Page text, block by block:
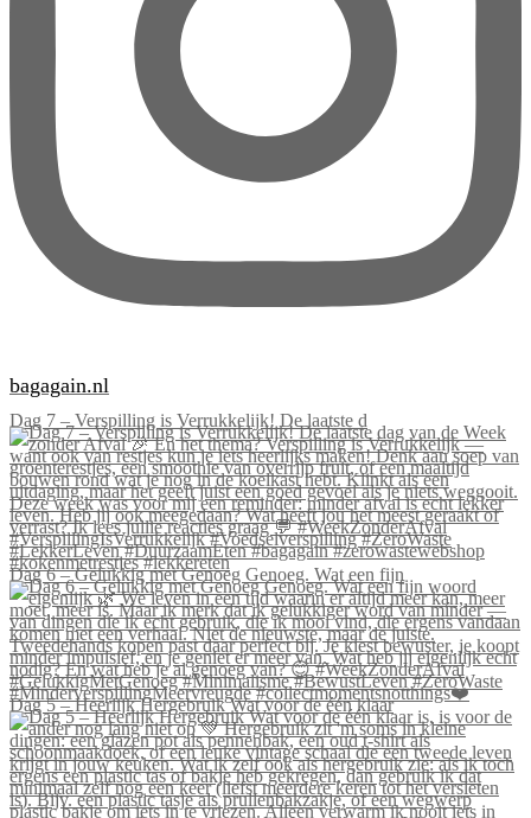
bagagain.nl
Dag 7 – Verspilling is Verrukkelijk! De laatste d
Dag 6 – Gelukkig met Genoeg Genoeg. Wat een fijn
Dag 5 – Heerlijk Hergebruik Wat voor de één klaar